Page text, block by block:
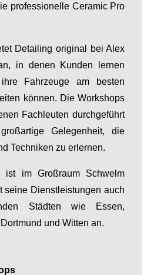
professionelle Ceramic Pro
Detailing original bei Alex
in denen Kunden lernen
Fahrzeuge am besten
können. Die Workshops
Fachleuten durchgeführt
Gelegenheit, die
Techniken zu erlernen.
ist im Großraum Schwelm
seine Dienstleistungen auch
Städten wie Essen,
und Witten an.